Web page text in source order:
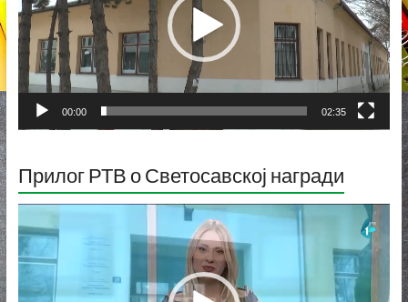
00:00 02:35
Прилог РТВ о Светосавској награди
Прегледач
видео
записа